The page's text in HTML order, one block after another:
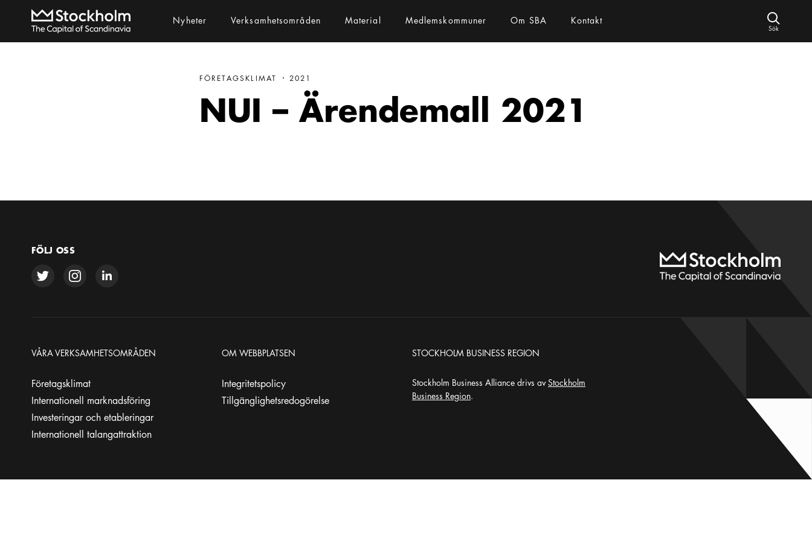
Nyheter Verksamhetsområden Material Medlemskommuner Om SBA Kontakt
Sök
FÖRETAGSKLIMAT 2021
NUI – Ärendemall 2021
FÖLJ OSS
VÅRA VERKSAMHETSOMRÅDEN
Företagsklimat
Internationell marknadsföring
Investeringar och etableringar
Internationell talangattraktion
OM WEBBPLATSEN
Integritetspolicy
Tillgänglighetsredogörelse
STOCKHOLM BUSINESS REGION
Stockholm Business Alliance drivs avStockholm
Business Region.